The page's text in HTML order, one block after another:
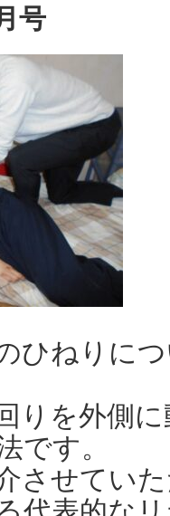
号
ひねりに
りを外側
です。
させてい